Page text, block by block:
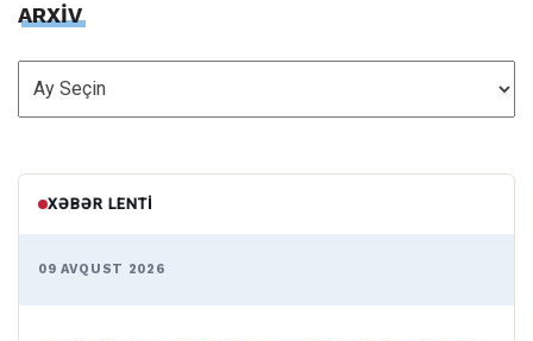
ARXİV
ARXİV
XƏBƏR LENTI
09 AVQUST 2026